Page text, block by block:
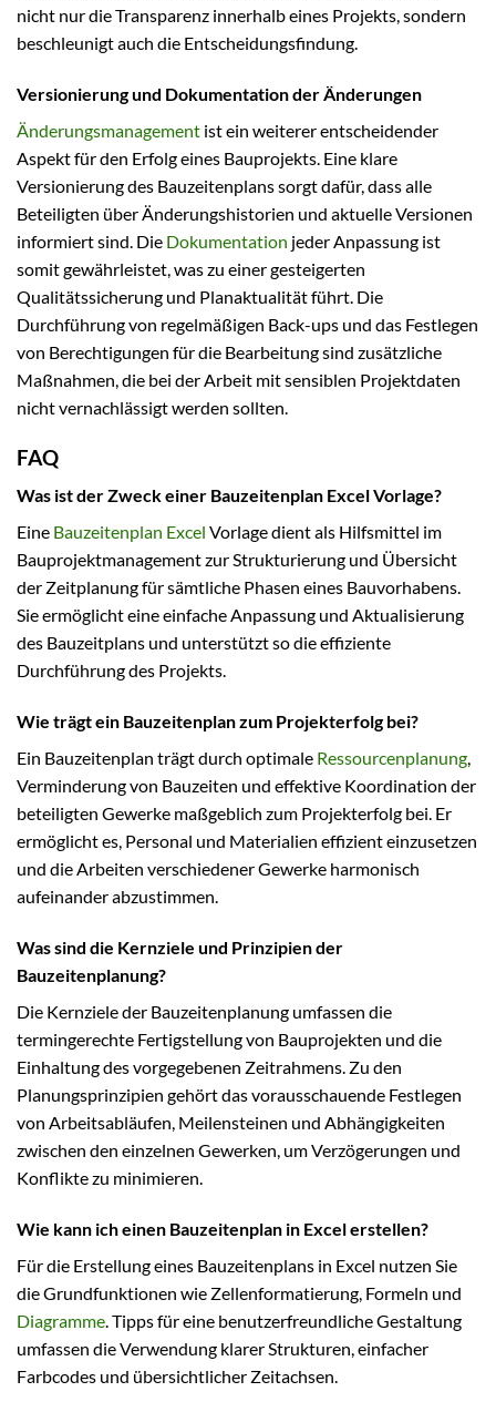
nicht nur die Transparenz innerhalb eines Projekts, sondern
beschleunigt auch die Entscheidungsfindung.
Versionierung und Dokumentation der Änderungen
Änderungsmanagement ist ein weiterer entscheidender
Aspekt für den Erfolg eines Bauprojekts. Eine klare
Versionierung des Bauzeitenplans sorgt dafür, dass alle
Beteiligten über Änderungshistorien und aktuelle Versionen
informiert sind. Die Dokumentation jeder Anpassung ist
somit gewährleistet, was zu einer gesteigerten
Qualitätssicherung und Planaktualität führt. Die
Durchführung von regelmäßigen Back-ups und das Festlegen
von Berechtigungen für die Bearbeitung sind zusätzliche
Maßnahmen, die bei der Arbeit mit sensiblen Projektdaten
nicht vernachlässigt werden sollten.
FAQ
Was ist der Zweck einer Bauzeitenplan Excel Vorlage?
Eine Bauzeitenplan Excel Vorlage dient als Hilfsmittel im
Bauprojektmanagement zur Strukturierung und Übersicht
der Zeitplanung für sämtliche Phasen eines Bauvorhabens.
Sie ermöglicht eine einfache Anpassung und Aktualisierung
des Bauzeitplans und unterstützt so die effiziente
Durchführung des Projekts.
Wie trägt ein Bauzeitenplan zum Projekterfolg bei?
Ein Bauzeitenplan trägt durch optimale Ressourcenplanung,
Verminderung von Bauzeiten und effektive Koordination der
beteiligten Gewerke maßgeblich zum Projekterfolg bei. Er
ermöglicht es, Personal und Materialien effizient einzusetzen
und die Arbeiten verschiedener Gewerke harmonisch
aufeinander abzustimmen.
Was sind die Kernziele und Prinzipien der
Bauzeitenplanung?
Die Kernziele der Bauzeitenplanung umfassen die
termingerechte Fertigstellung von Bauprojekten und die
Einhaltung des vorgegebenen Zeitrahmens. Zu den
Planungsprinzipien gehört das vorausschauende Festlegen
von Arbeitsabläufen, Meilensteinen und Abhängigkeiten
zwischen den einzelnen Gewerken, um Verzögerungen und
Konflikte zu minimieren.
Wie kann ich einen Bauzeitenplan in Excel erstellen?
Für die Erstellung eines Bauzeitenplans in Excel nutzen Sie
die Grundfunktionen wie Zellenformatierung, Formeln und
Diagramme . Tipps für eine benutzerfreundliche Gestaltung
umfassen die Verwendung klarer Strukturen, einfacher
Farbcodes und übersichtlicher Zeitachsen.